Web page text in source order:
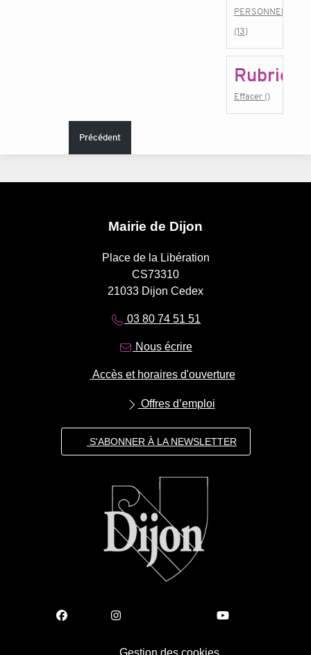
PERSONNEL
(13)
Rubrique
Effacer ()
Précédent
Mairie de Dijon
Place de la Libération
CS73310
21033 Dijon Cedex
03 80 74 51 51
Nous écrire
Accès et horaires d'ouverture
Offres d’emploi
S'ABONNER À LA NEWSLETTER
Gestion des cookies